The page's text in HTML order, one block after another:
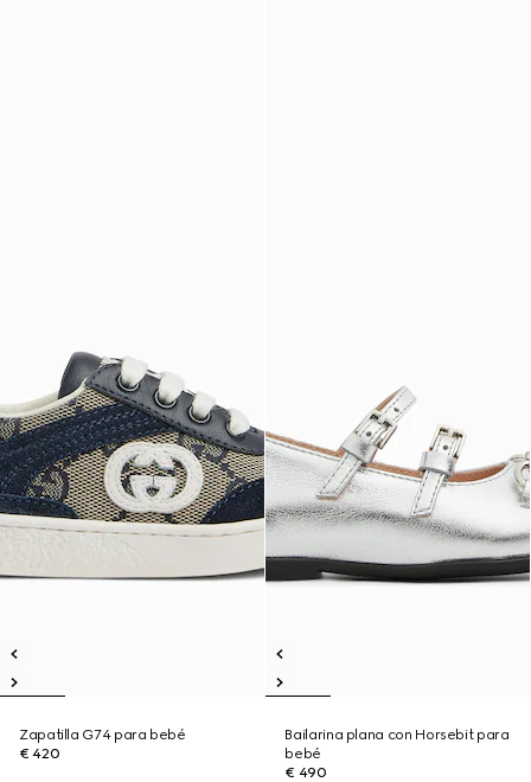
Zapatilla G74 para bebé
€ 420
Bailarina plana con Horsebit para
bebé
€ 490